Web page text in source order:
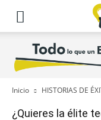
Inicio HISTORIAS DE
¿Quieres la élite